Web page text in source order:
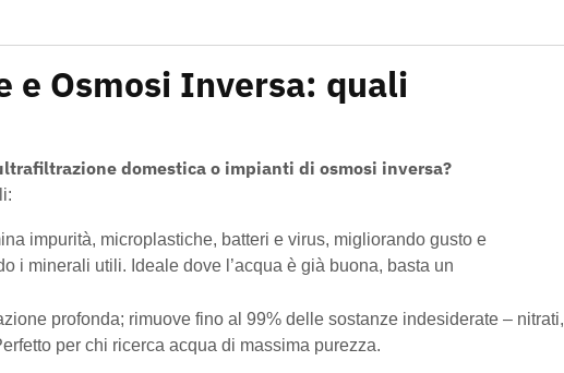
e Osmosi Inversa: quali
domestica o impianti di osmosi inversa?
impurità, microplastiche, batteri e virus, migliorando gusto e
i minerali utili. Ideale dove l’acqua è già buona, basta un
profonda; rimuove fino al 99% delle sostanze indesiderate – nitrati,
per chi ricerca acqua di massima purezza.